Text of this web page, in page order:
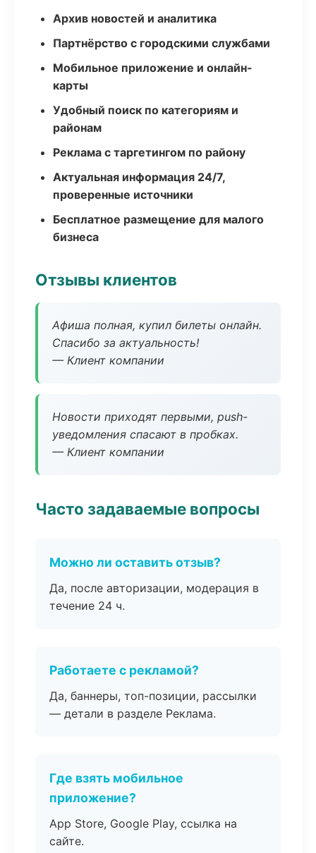
Архив новостей и аналитика
Партнёрство с городскими службами
Мобильное приложение и онлайн-
карты
Удобный поиск по категориям и
районам
Реклама с таргетингом по району
Актуальная информация 24/7,
проверенные источники
Бесплатное размещение для малого
бизнеса
Отзывы клиентов
Афиша полная, купил билеты онлайн.
Спасибо за актуальность!
— Клиент компании
Новости приходят первыми, push-
уведомления спасают в пробках.
— Клиент компании
Часто задаваемые вопросы
Можно ли оставить отзыв?
Да, после авторизации, модерация в
течение 24 ч.
Работаете с рекламой?
Да, баннеры, топ-позиции, рассылки
— детали в разделе Реклама.
Где взять мобильное
приложение?
App Store, Google Play, ссылка на
сайте.